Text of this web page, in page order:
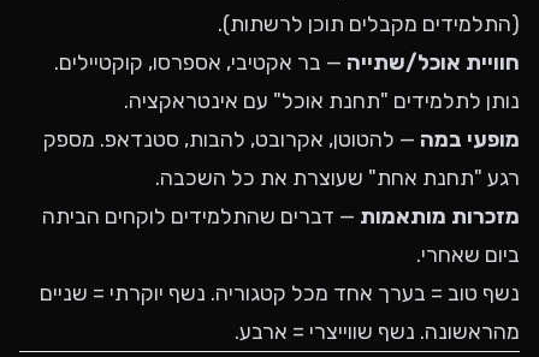
(התלמידים מקבלים תוכן לרשתות).
חוויית אוכל/שתייה — בר אקטיבי, אספרסו, קוקטיילים.
נותן לתלמידים "תחנת אוכל" עם אינטראקציה.
מופעי במה — להטוטן, אקרובט, להבות, סטנדאפ. מספק
רגע "תחנת אחת" שעוצרת את כל השכבה.
מזכרות מותאמות — דברים שהתלמידים לוקחים הביתה
ביום שאחרי.
נשף טוב = בערך אחד מכל קטגוריה. נשף יוקרתי = שניים
מהראשונה. נשף שווייצרי = ארבע.